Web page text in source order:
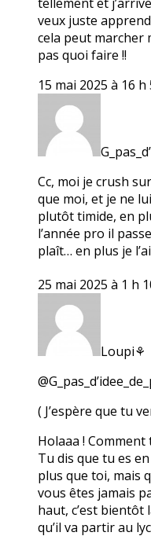
veux juste
cela peut marcher
pas quoi faire !!
15 mai 2025 à 16 h
Cc, moi je crush
que moi, et je ne
plutôt timide, en
l’année pro il
plaît… en plus je
25 mai 2025 à 1 h
Loupi⚘️
( J’espère que tu
Holaaa ! Comment
Tu dis que tu es
plus que toi, mais
vous êtes jamais
haut, c’est bientôt
qu’il va partir au